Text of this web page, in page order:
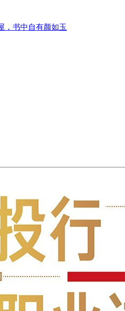
，书中自有颜如玉